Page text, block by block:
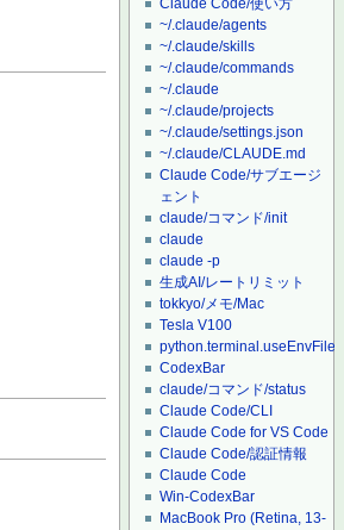
Claude Code/使い方
~/.claude/agents
~/.claude/skills
~/.claude/commands
~/.claude
~/.claude/projects
~/.claude/settings.json
~/.claude/CLAUDE.md
Claude Code/サブエージ
ェント
claude/コマンド/init
claude
claude -p
生成AI/レートリミット
tokkyo/メモ/Mac
Tesla V100
python.terminal.useEnvFile
CodexBar
claude/コマンド/status
Claude Code/CLI
Claude Code for VS Code
Claude Code/認証情報
Claude Code
Win-CodexBar
MacBook Pro (Retina, 13-